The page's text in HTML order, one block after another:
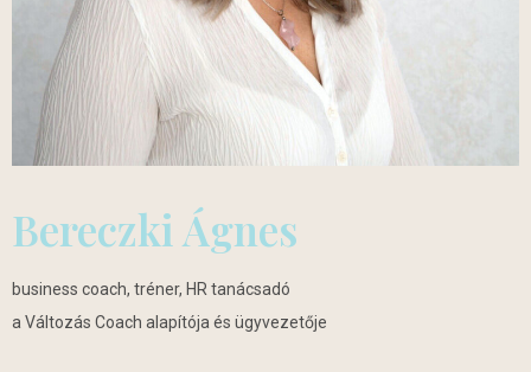
Bereczki Ágnes
business coach, tréner, HR tanácsadó
a Változás Coach alapítója és ügyvezetője